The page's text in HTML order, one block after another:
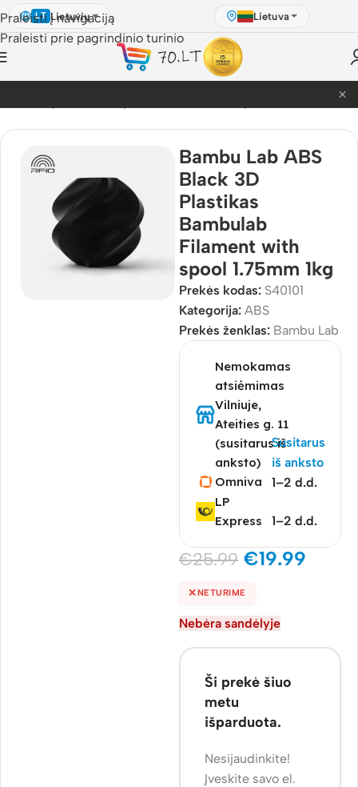
Praleisti į navigaciją
Praleisti prie pagrindinio turinio
LT Lietuvių Lietuva
×
Bambu Lab ABS
Black 3D
Plastikas
Bambulab
Filament with
spool 1.75mm 1kg
Prekės kodas: S40101
Kategorija: ABS
Prekės ženklas: Bambu Lab
Nemokamas
atsiėmimas
Vilniuje,
Ateities g. 11
(susitarus iš
anksto)
Susitarus
iš anksto
Omniva
1–2 d.d.
LP
Express
1–2 d.d.
€25.99 €19.99
✕NETURIME
Nebėra sandėlyje
Ši prekė šiuo
metu
išparduota.
Nesijaudinkite!
Įveskite savo el.